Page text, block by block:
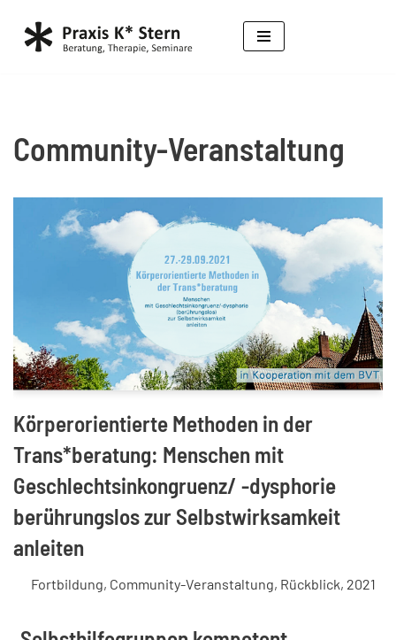
Zum
Community-Veranstaltung
Körperorientierte Methoden in der
Trans*beratung: Menschen mit
Geschlechtsinkongruenz/ -dysphorie
berührungslos zur Selbstwirksamkeit
anleiten
Fortbildung, Community-Veranstaltung, Rückblick, 2021